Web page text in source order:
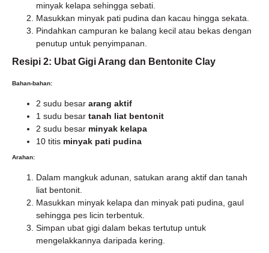
minyak kelapa sehingga sebati.
Masukkan minyak pati pudina dan kacau hingga sekata.
Pindahkan campuran ke balang kecil atau bekas dengan
penutup untuk penyimpanan.
Resipi 2: Ubat Gigi Arang dan Bentonite Clay
Bahan-bahan:
2 sudu besar arang aktif
1 sudu besar tanah liat bentonit
2 sudu besar minyak kelapa
10 titis minyak pati pudina
Arahan:
Dalam mangkuk adunan, satukan arang aktif dan tanah
liat bentonit.
Masukkan minyak kelapa dan minyak pati pudina, gaul
sehingga pes licin terbentuk.
Simpan ubat gigi dalam bekas tertutup untuk
mengelakkannya daripada kering.